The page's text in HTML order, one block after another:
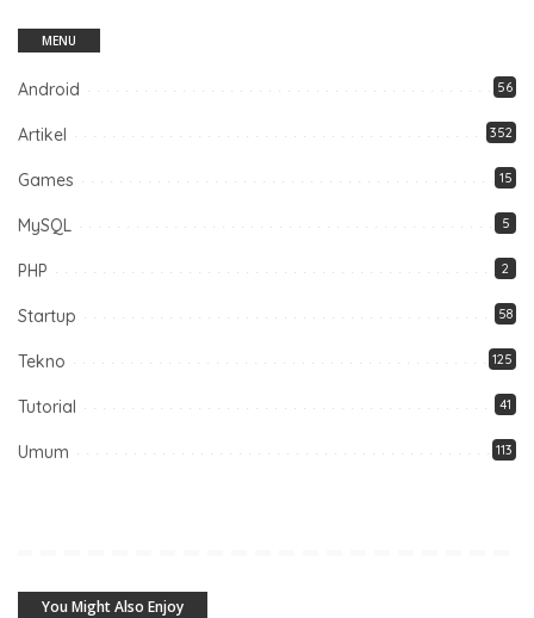
MENU
Android 56
Artikel 352
Games 15
MySQL 5
PHP 2
Startup 58
Tekno 125
Tutorial 41
Umum 113
You Might Also Enjoy